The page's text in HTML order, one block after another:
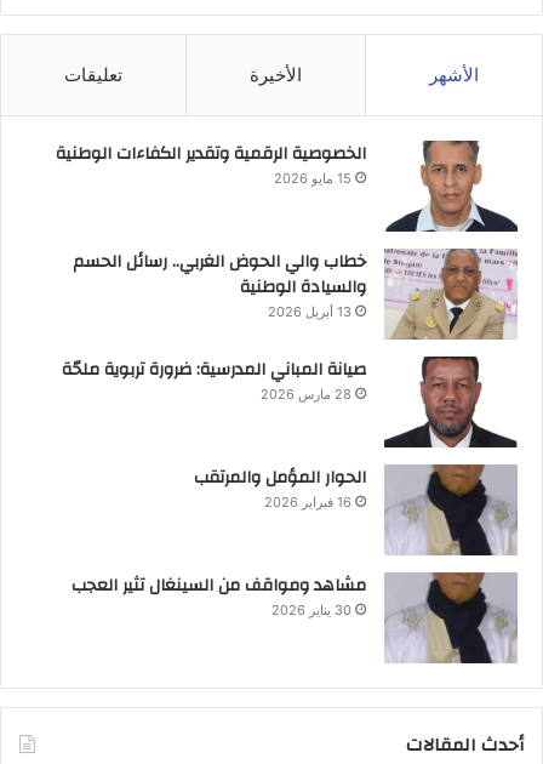
الأشهر الأخيرة تعليقات
الخصوصية الرقمية وتقدير الكفاءات الوطنية
15 مايو 2026
خطاب والي الحوض الغربي.. رسائل الحسم
والسيادة الوطنية
13 أبريل 2026
صيانة المباني المدرسية: ضرورة تربوية ملحّة
28 مارس 2026
الحوار المؤمل والمرتقب
16 فبراير 2026
مشاهد ومواقف من السينغال تثير العجب
30 يناير 2026
أحدث المقالات